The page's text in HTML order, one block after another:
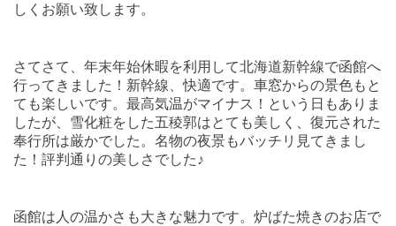
しくお願い致します。
さてさて、年末年始休暇を利用して北海道新幹線で函館へ
行ってきました！新幹線、快適です。車窓からの景色もと
ても楽しいです。最高気温がマイナス！という日もありま
したが、雪化粧をした五稜郭はとても美しく、復元された
奉行所は厳かでした。名物の夜景もバッチリ見てきまし
た！評判通りの美しさでした♪
函館は人の温かさも大きな魅力です。炉ばた焼きのお店で